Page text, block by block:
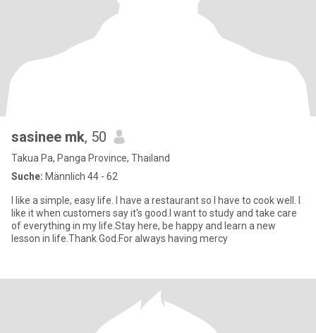
sasinee mk, 50
Takua Pa, Panga Province, Thailand
Suche: Männlich 44 - 62
I like a simple, easy life. I have a restaurant so I have to cook well. I
like it when customers say it's good.I want to study and take care
of everything in my life.Stay here, be happy and learn a new
lesson in life.Thank God.For always having mercy